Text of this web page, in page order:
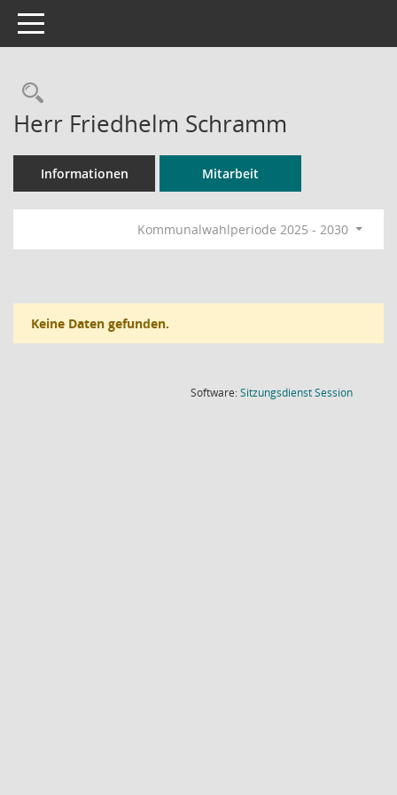
Toggle navigation
Rechercheauswahl
Herr Friedhelm Schramm
Informationen Mitarbeit
Kommunalwahlperiode 2025 - 2030
Keine Daten gefunden.
Software:SitzungsdienstSession(Wird in